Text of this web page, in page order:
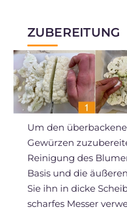
ZUBEREITUNG
Um den
Gewürzen
Reinigung des
Basis und die
Sie ihn in dicke
scharfes Messer